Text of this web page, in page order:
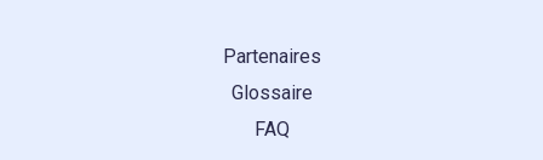
Partenaires
Glossaire
FAQ